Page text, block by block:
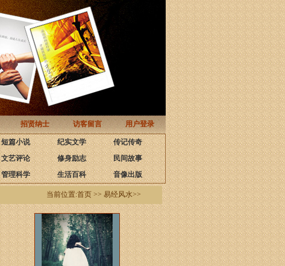
招贤纳士 访客留言 用户登录
短篇小说 纪实文学
传记传奇
文艺评论 修身励志
民间故事
管理科学 生活百科 音像出版
当前位置:首页 >> 易经风水>>